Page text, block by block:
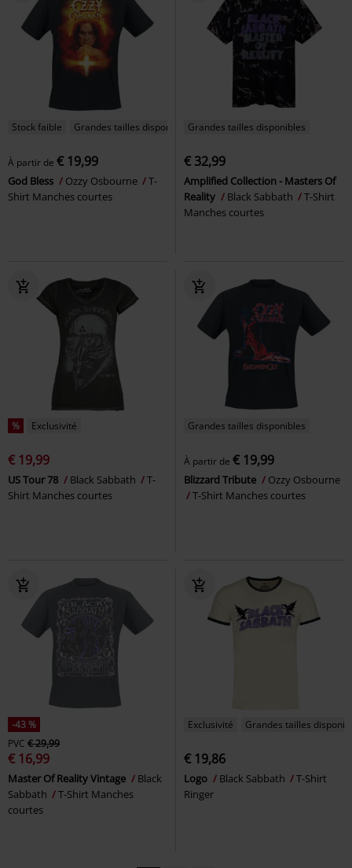
Stock faible Grandes tailles disponibles
À partir de € 19,99
God Bless Ozzy Osbourne
T-
Shirt Manches courtes
Grandes tailles disponibles
€ 32,99
Amplified Collection - Masters Of
Reality
Black Sabbath
T-Shirt
Manches courtes
% Exclusivité
€ 19,99
US Tour 78 Black Sabbath
T-
Shirt Manches courtes
Grandes tailles disponibles
À partir de € 19,99
Blizzard Tribute
Ozzy Osbourne
T-Shirt Manches courtes
-43 %
PVC € 29,99
€ 16,99
Master Of Reality Vintage
Black
Sabbath
T-Shirt Manches
courtes
Exclusivité Grandes tailles
€ 19,86
Logo Black Sabbath
T-Shirt
Ringer